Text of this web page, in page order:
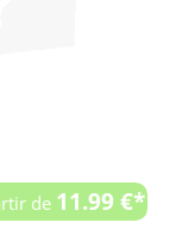
de 11.99 €*